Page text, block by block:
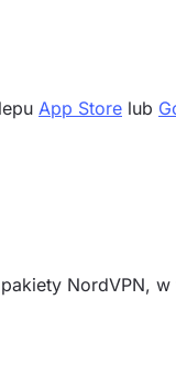
App Store lub
NordVPN,